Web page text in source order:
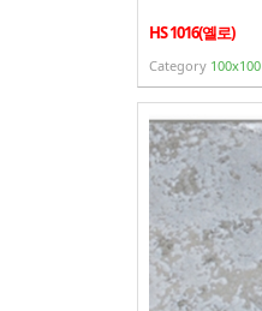
HS 1016(옐로)
Category 100x100